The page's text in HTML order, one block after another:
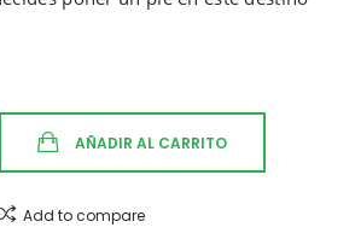
AÑADIR AL CARRITO
Add to compare